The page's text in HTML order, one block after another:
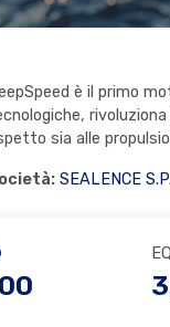
è il primo
sia alle
SEALENCE